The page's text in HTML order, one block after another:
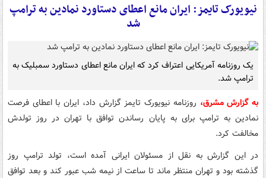
نیویورک تایمز: ایران مانع اعطای دستاورد نمادین به ترامپ
شد
یک روزنامه آمریکایی اعتراف کرد که ایران مانع اعطای دستاورد سمبلیک به
ترامپ شد.
به گزارش مشرق، روزنامه نیویورک تایمز گزارش داد، ایران با اعطای فرصت
نمادین به ترامپ برای به پایان رساندن توافق با تهران در روز تولدش
مخالفت کرد.
در این گزارش به نقل از مسئولان ایرانی آمده است، تولد ترامپ روز
گذشته بود و تهران منتظر ماند تا ساعت از نیمه شب عبور کند و بعد توافق